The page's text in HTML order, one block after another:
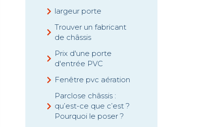
largeur porte
Trouver un fabricant
de châssis
Prix d'une porte
d'entrée PVC
Fenêtre pvc aération
Parclose châssis :
qu’est-ce que c’est ?
Pourquoi le poser ?